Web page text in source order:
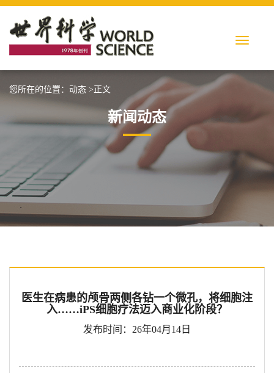
您所在的位置： 动态 >正文
新闻动态
医生在病患的颅骨两侧各钻一个微孔，将细胞注
入……iPS细胞疗法迈入商业化阶段？
发布时间：26年04月14日